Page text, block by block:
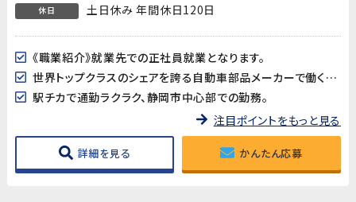
休日 土日休み 年間休日120日
《職業紹介》就業先での正社員就業となります。
世界トップクラスのシェアを誇る自動車部品メーカーで働くチャンスです。
駅チカで通勤ラクラク、静岡市中心部での勤務。
注目ポイントをもっと見る
詳細を見る かんたん応募